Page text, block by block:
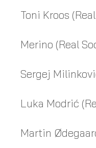
Toni Kroos
Merino (Real
Sergej
Luka Modrić
Martin